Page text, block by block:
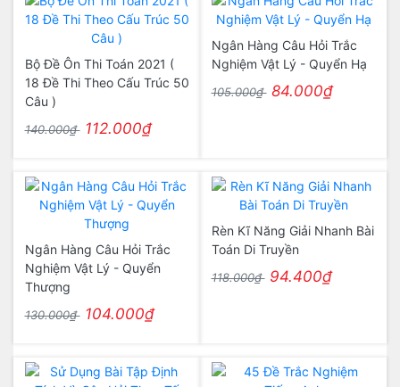
Bộ Đề Ôn Thi Toán 2021 (
18 Đề Thi Theo Cấu Trúc 50
Câu )
140.000₫ 112.000₫
Ngân Hàng Câu Hỏi Trắc
Nghiệm Vật Lý - Quyển Hạ
105.000₫ 84.000₫
Ngân Hàng Câu Hỏi Trắc
Nghiệm Vật Lý - Quyển
Thượng
130.000₫ 104.000₫
Rèn Kĩ Năng Giải Nhanh Bài
Toán Di Truyền
118.000₫ 94.400₫